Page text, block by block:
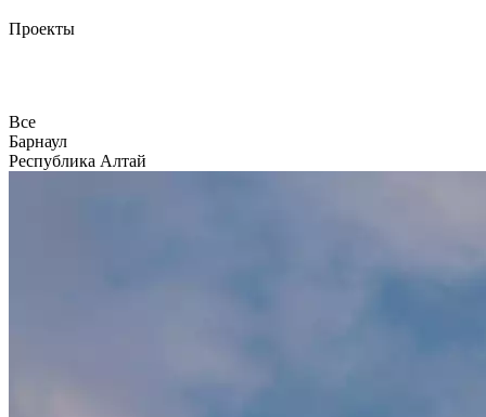
Проекты
Все
Барнаул
Республика Алтай